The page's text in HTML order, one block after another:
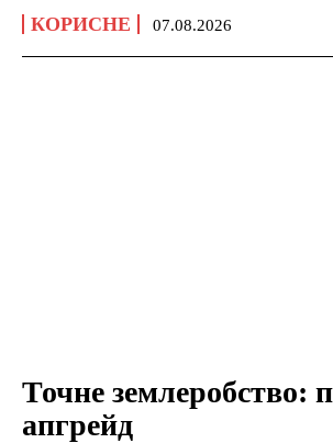
КОРИСНЕ 07.08.2026
Точне землеробство:
апгрейд